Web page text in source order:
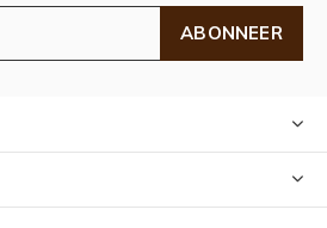
ABONNEER